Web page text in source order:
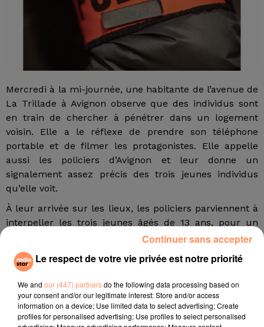
Mercredi à la mi-journée, une habitante de l’avenue de
La Trillade à Avignon observe que des individus sont
en train de chercher à pénétrer dans un logement
voisin. Elle a le réflexe de prendre son téléphone
portable et de filmer les protagonistes. Elle appelle
aussi les policiers d’Avignon et leur donne un
signalement assez précis des trois jeunes individus
qu’elle voit.
À leur arrivée sur les lieux, les policiers parviennent à
interpeller les trois jeunes âgés de 13 ans, pour un
garçon et une fille, et de 16 ans pour un autre garçon.
La jeune fille avait sur elle un tournevis et reconnaît
avoir forcé la fenêtre. Un autre reconnaît avoir fait le
fournie par la voisine a permis de corroborer les
éléments recueillis par les policiers.
Le respect de votre vie privée est notre priorité
We and our (447) partnersdo the following data processing based on
your consent and/or our legitimate interest: Store and/or access
information on a device; Use limited data to select advertising; Create
profiles for personalised advertising; Use profiles to select personalised
Continuer sans accepter